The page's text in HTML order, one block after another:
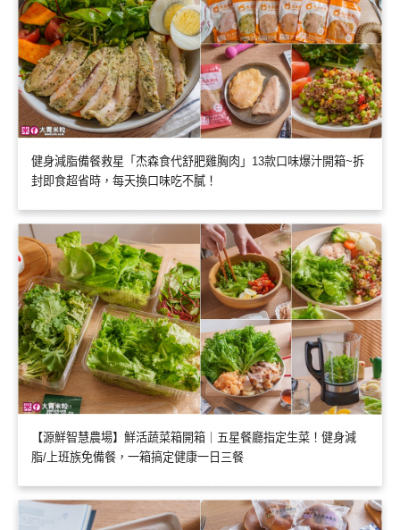
健身減脂備餐救星「杰森食代舒肥雞胸肉」13款口味爆汁開箱~拆
封即食超省時，每天換口味吃不膩！
【源鮮智慧農場】鮮活蔬菜箱開箱｜五星餐廳指定生菜！健身減
脂/上班族免備餐，一箱搞定健康一日三餐